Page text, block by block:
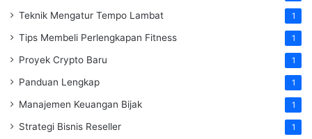
Teknik Mengatur Tempo Lambat 1
Tips Membeli Perlengkapan Fitness 1
Proyek Crypto Baru 1
Panduan Lengkap 1
Manajemen Keuangan Bijak 1
Strategi Bisnis Reseller 1